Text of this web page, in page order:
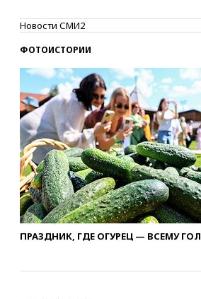
Новости СМИ2
ФОТОИСТОРИИ
ПРАЗДНИК, ГДЕ ОГУРЕЦ — ВСЕМУ